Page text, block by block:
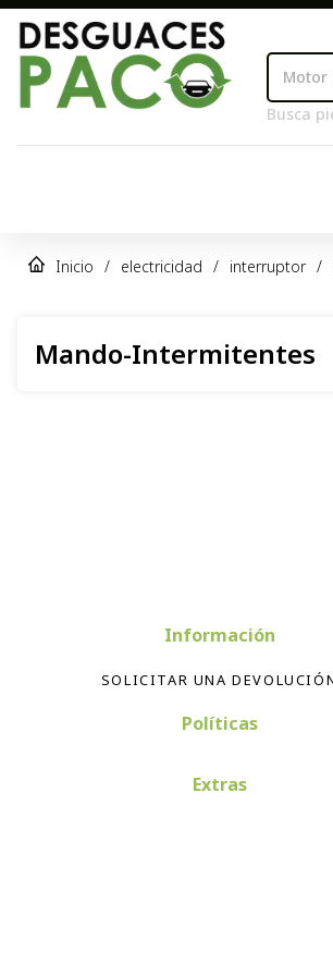
Busca
Inicio / electricidad / interruptor /
Mando-Intermitentes
Información
SOLICITAR UNA
Políticas
Extras